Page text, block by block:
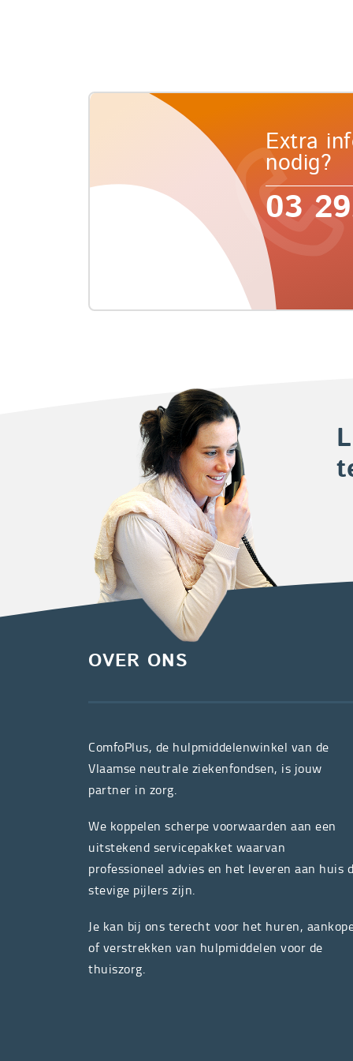
Extra
nodig?
03
OVER ONS
ComfoPlus, de hulpmiddelenwinkel van de
Vlaamse neutrale ziekenfondsen, is jouw
partner in zorg.
We koppelen scherpe voorwaarden aan een
uitstekend servicepakket waarvan
professioneel advies en het leveren aan huis
stevige pijlers zijn.
Je kan bij ons terecht voor het huren,
of verstrekken van hulpmiddelen voor de
thuiszorg.